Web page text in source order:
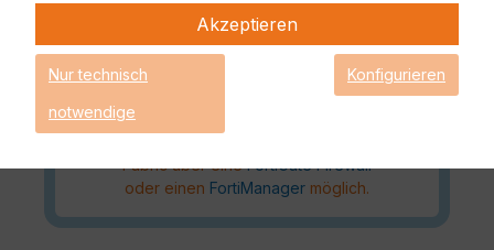
FortiSwitchist
Standalone über ein Web-Interface
Fabric über eineFortiGate Firewall
oder einen FortiManager möglich.
Akzeptieren
Nur technisch
notwendige
Konfigurieren